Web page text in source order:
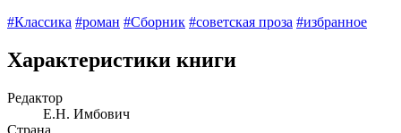
#Классика #роман #Сборник #советская проза #избранное
Характеристики книги
Редактор
Е.Н. Имбович
Страна